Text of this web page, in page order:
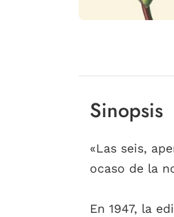
Sinopsis
«Las seis,
ocaso de la
En 1947, la